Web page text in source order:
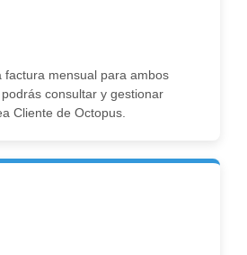
factura mensual para ambos
consultar y gestionar
Cliente de Octopus